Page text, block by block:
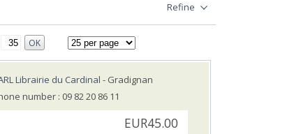
Refine
OK
Librairie du Cardinal - Gradignan
number : 09 82 20 86 11
EUR45.00